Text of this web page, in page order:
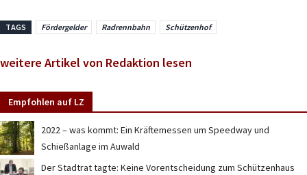
TAGS Fördergelder Radrennbahn Schützenhof
weitere Artikel von Redaktion lesen
Empfohlen auf LZ
2022 – was kommt: Ein Kräftemessen um Speedway und
Schießanlage im Auwald
Der Stadtrat tagte: Keine Vorentscheidung zum Schützenhaus